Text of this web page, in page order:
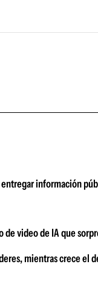
información
de video de IA que
mientras crece el